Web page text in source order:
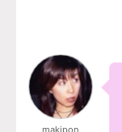
makipon